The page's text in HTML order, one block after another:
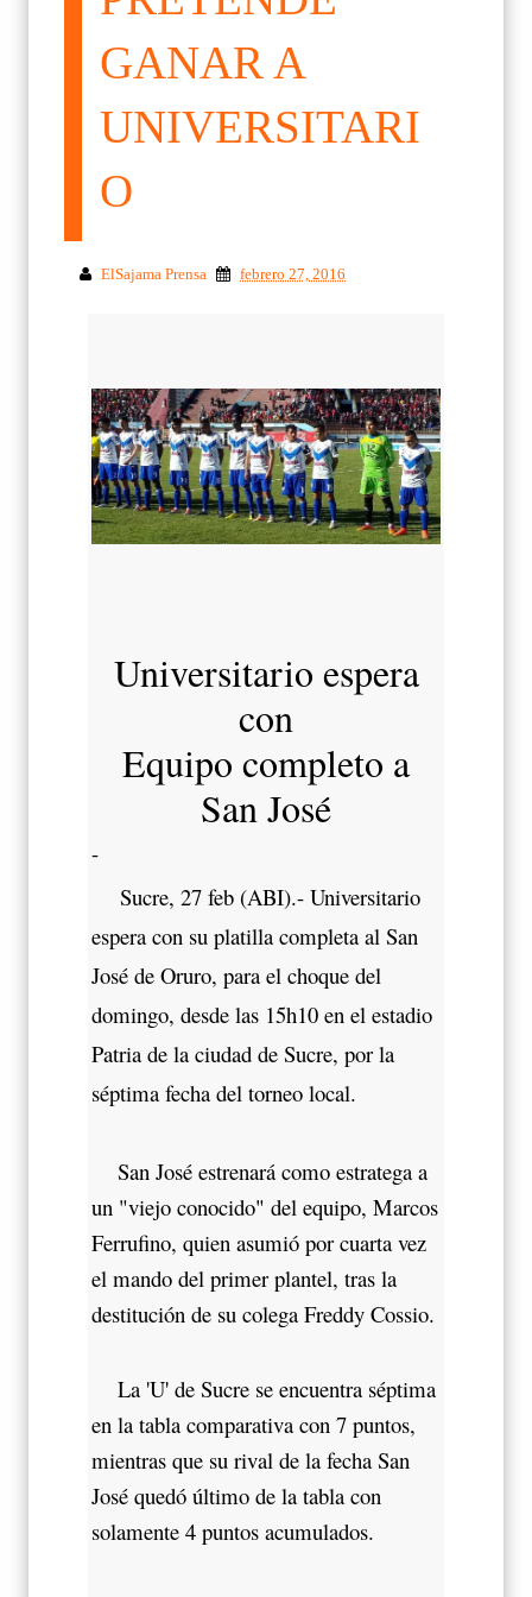
GANAR A
UNIVERSITARI
O
ElSajama Prensa febrero 27, 2016
Universitario espera
con
Equipo completo a
San José
-
Sucre, 27 feb (ABI).- Universitario
espera con su platilla completa al San
José de Oruro, para el choque del
domingo, desde las 15h10 en el estadio
Patria de la ciudad de Sucre, por la
séptima fecha del torneo local.
San José estrenará como estratega a
un "viejo conocido" del equipo, Marcos
Ferrufino, quien asumió por cuarta vez
el mando del primer plantel, tras la
destitución de su colega Freddy Cossio.
La 'U' de Sucre se encuentra séptima
en la tabla comparativa con 7 puntos,
mientras que su rival de la fecha San
José quedó último de la tabla con
solamente 4 puntos acumulados.